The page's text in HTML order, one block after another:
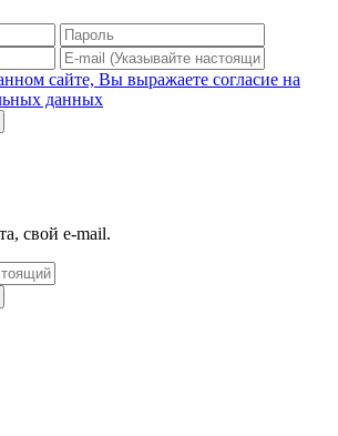
сайте, Вы выражаете согласие на
данных
свой e-mail.